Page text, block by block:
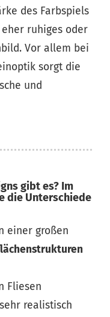
des Farbspiels
ruhiges oder
Vor allem bei
sorgt die
und
gibt es? Im
die Unterschiede
einer großen
Fliesen
realistisch